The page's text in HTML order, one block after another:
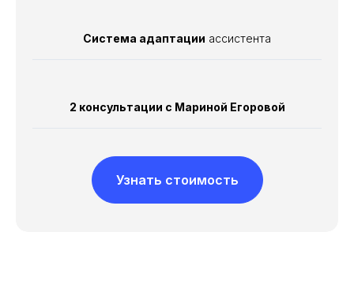
Система адаптации ассистента
2 консультации с Мариной Егоровой
Узнать стоимость